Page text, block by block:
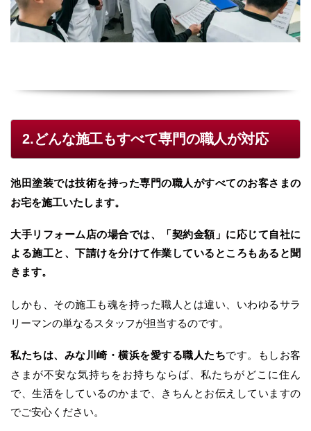
2.どんな施工もすべて専門の職人が対応
池田塗装では技術を持った専門の職人がすべてのお客さまの
お宅を施工いたします。
大手リフォーム店の場合では、「契約金額」に応じて自社に
よる施工と、下請けを分けて作業しているところもあると聞
きます。
しかも、その施工も魂を持った職人とは違い、いわゆるサラ
リーマンの単なるスタッフが担当するのです。
私たちは、みな川崎・横浜を愛する職人たちです。もしお客
さまが不安な気持ちをお持ちならば、私たちがどこに住ん
で、生活をしているのかまで、きちんとお伝えしていますの
でご安心ください。